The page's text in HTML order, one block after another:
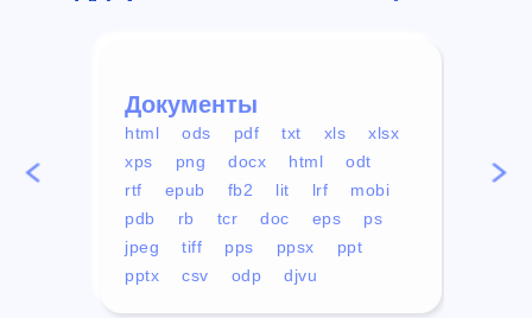
Документы
html ods pdf txt xls
xlsx
xps
png docx html
odt
rtf
epub fb2 lit lrf
mobi
pdb
rb tcr doc eps
ps
jpeg
tiff pps ppsx
ppt
pptx
csv odp djvu
mp4